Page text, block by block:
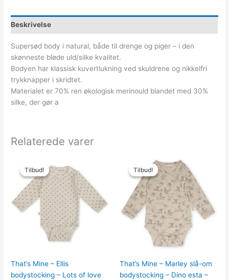
Beskrivelse
Supersød body i natural, både til drenge og piger – i den
skønneste bløde uld/silke kvalitet.
Bodyen har klassisk kuvertlukning ved skuldrene og nikkelfri
trykknapper i skridtet.
Materialet er 70% ren økologisk merinould blandet med 30%
silke, der gør a
Relaterede varer
Tilbud!
Tilbud!
That’s Mine – Ellis
bodystocking – Lots of love
oprindelige
pris
var:
199.95kr..
aktuelle
pris
er:
119.97kr..
Tilbud!
Tilbud!
That’s Mine – Marley slå-om
bodystocking – Dino esta –
oprindelige
pris
var:
199.95kr..
aktuelle
pris
er:
139.97kr..